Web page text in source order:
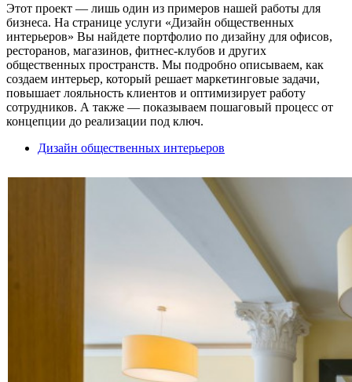
Этот проект — лишь один из примеров нашей работы для
бизнеса. На странице услуги «Дизайн общественных
интерьеров» Вы найдете портфолио по дизайну для офисов,
ресторанов, магазинов, фитнес-клубов и других
общественных пространств. Мы подробно описываем, как
создаем интерьер, который решает маркетинговые задачи,
повышает лояльность клиентов и оптимизирует работу
сотрудников. А также — показываем пошаговый процесс от
концепции до реализации под ключ.
Дизайн общественных интерьеров